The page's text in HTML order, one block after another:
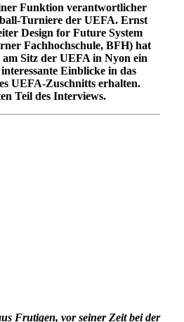
Funktion verantwortlicher
Turniere der UEFA. Ernst
Design for Future System
Fachhochschule, BFH) hat
am Sitz der UEFA in Nyon ein
Einblicke in das
UEFA-Zuschnitts erhalten.
Teil des Interviews.
Frutigen, vor seiner Zeit bei der